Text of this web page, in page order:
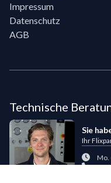
Impressum
Datenschutz
AGB
Technische
Sie
Ihr
Mo.
+49